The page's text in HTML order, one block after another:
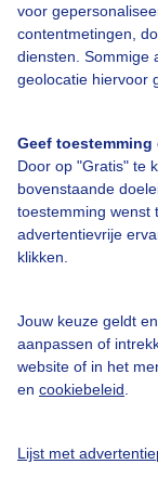
voor
contentmetingen,
diensten. Sommige
geolocatie hiervoor
Geef
Door op "Gratis" te
bovenstaande
toestemming wenst
advertentievrije
klikken.
Jouw keuze geldt
aanpassen of
website of in het
en cookiebeleid
Lijst met
Over
Veelgestelde
Contact
Toegankelijkheid
Adverteren
Buienradar